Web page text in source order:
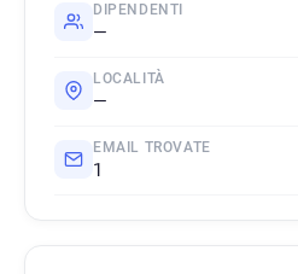
DIPENDENTI
—
LOCALITÀ
—
EMAIL TROVATE
1